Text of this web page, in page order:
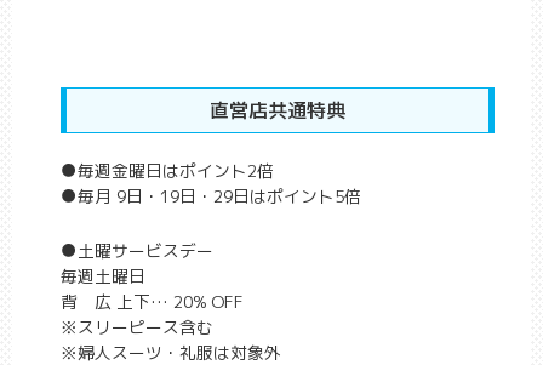
直営店共通特典
●毎週金曜日はポイント2倍
●毎月 9日・19日・29日はポイント5倍
●土曜サービスデー
毎週土曜日
背 広 上下… 20% OFF
※スリーピース含む
※婦人スーツ・礼服は対象外